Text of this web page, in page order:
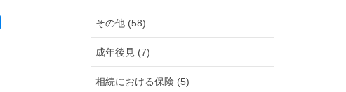
その他 (58)
成年後見 (7)
相続における保険 (5)